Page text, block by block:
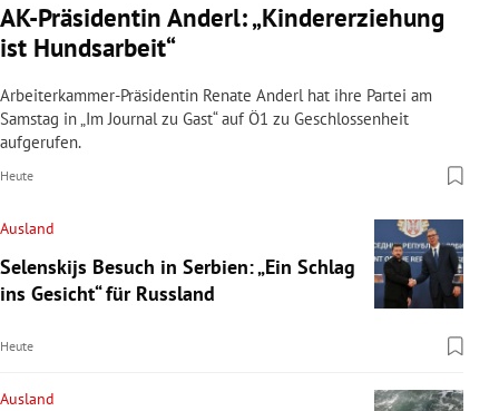
AK-Präsidentin Anderl: „Kindererziehung
ist Hundsarbeit“
Arbeiterkammer-Präsidentin Renate Anderl hat ihre Partei am
Samstag in „Im Journal zu Gast“ auf Ö1 zu Geschlossenheit
aufgerufen.
Heute
Ausland
Selenskijs Besuch in Serbien: „Ein Schlag
ins Gesicht“ für Russland
Heute
Ausland